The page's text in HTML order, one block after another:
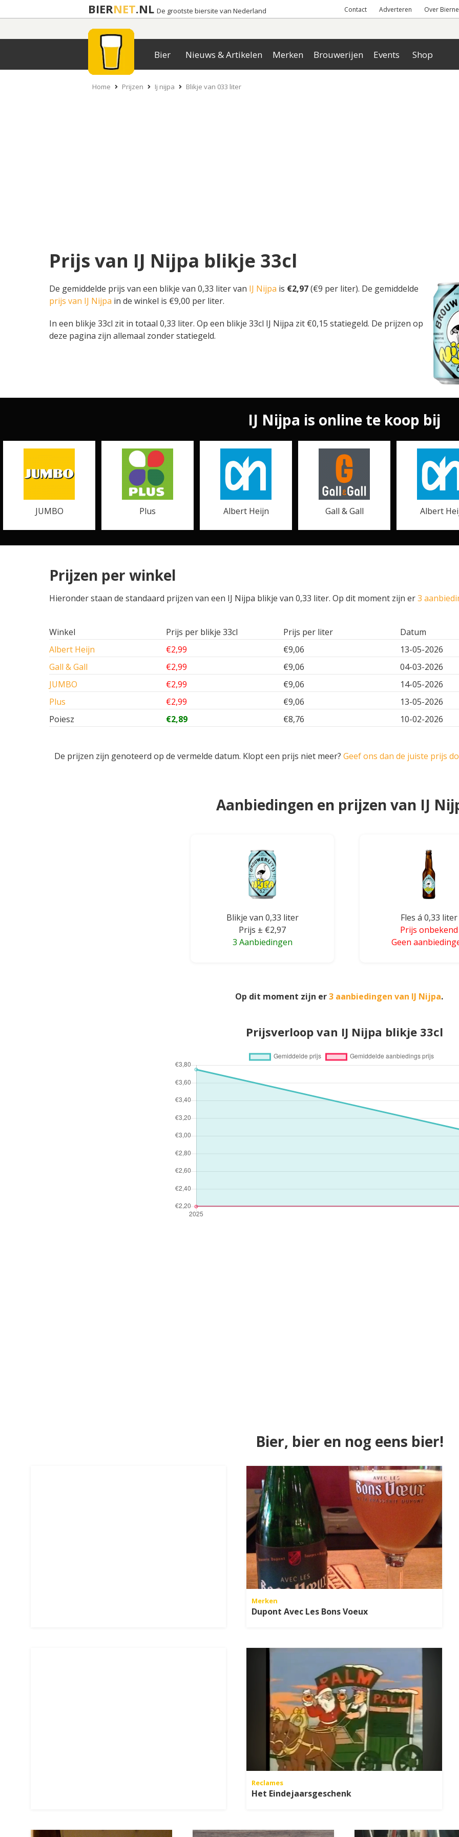
BIERNET.NL De grootste biersite van Nederland Contact Adverteren Over
Bier Nieuws & Artikelen Merken Brouwerijen Events Shop
Home Prijzen Ij nijpa Blikje van 033 liter
Prijs van IJ Nijpa blikje 33cl
De gemiddelde prijs van een blikje van 0,33 liter van IJ Nijpa is €2,97(€9 per liter). De gemiddelde
prijs van IJ Nijpa in de winkel is €9,00 per liter.
In een blikje 33cl zit in totaal 0,33 liter. Op een blikje 33cl IJ Nijpa zit €0,15 statiegeld. De prijzen op
deze pagina zijn allemaal zonder statiegeld.
IJ Nijpa is online te koop bij
JUMBO Plus Albert Heijn Gall & Gall Albert
Prijzen per winkel
Hieronder staan de standaard prijzen van een IJ Nijpa blikje van 0,33 liter. Op dit moment zijn er3
Winkel Prijs per blikje 33cl Prijs per liter
Datum
Albert Heijn
€2,99 €9,06
13-05-2026
Gall & Gall
€2,99 €9,06
04-03-2026
JUMBO
€2,99 €9,06
14-05-2026
Plus
€2,99 €9,06
13-05-2026
Poiesz
€2,89 €8,76 10-02-2026
De prijzen zijn genoteerd op de vermelde datum. Klopt een prijs niet meer? Geef ons dan de juiste prijs
Aanbiedingen en prijzen van IJ
Blikje van 0,33 liter
Prijs ± €2,97
3 Aanbiedingen
Fles á 0,33 liter
Prijs onbekend
Geen
Op dit moment zijn er3 aanbiedingen van IJ Nijpa.
Prijsverloop van IJ Nijpa blikje 33cl
Bier, bier en nog eens bier!
Merken
Dupont Avec Les Bons Voeux
Reclames
Het Eindejaarsgeschenk